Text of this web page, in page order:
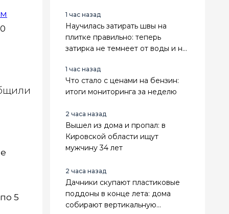
5
1 час назад
Научилась затирать швы на
плитке правильно: теперь
затирка не темнеет от воды и не
1 час назад
Что стало с ценами на бензин:
итоги мониторинга за неделю
2 часа назад
Вышел из дома и пропал: в
Кировской области ищут
мужчину 34 лет
2 часа назад
Дачники скупают пластиковые
поддоны в конце лета: дома
собирают вертикальную